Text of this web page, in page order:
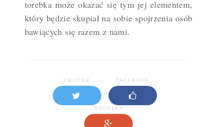
torebka może okazać się tym jej elementem,
który będzie skupiał na sobie spojrzenia osób
bawiących się razem z nami.
TWITTER FACEBOOK
GOOGLE+